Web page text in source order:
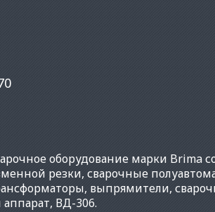
оборудование марки Brima
резки, сварочные
, выпрямители,
аппарат, ВД-306.